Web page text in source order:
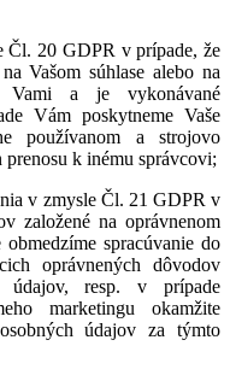
Čl. 20 GDPR v prípade, že
Vašom súhlase alebo na
Vami a je vykonávané
Vám poskytneme Vaše
používanom a strojovo
k inému správcovi;
v zmysle Čl. 21 GDPR v
založené na oprávnenom
spracúvanie do
oprávnených dôvodov
údajov, resp. v prípade
marketingu okamžite
údajov za týmto